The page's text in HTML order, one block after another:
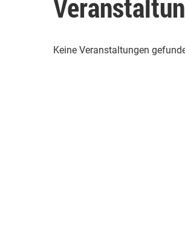
Keine Veranstaltungen